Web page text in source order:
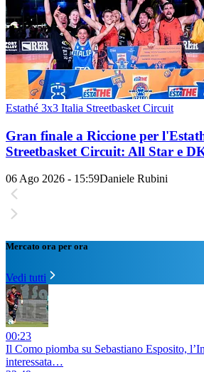
Estathé 3x3 Italia Streetbasket Circuit
Gran finale a Riccione per
Streetbasket Circuit: All Star e
06 Ago 2026 - 15:59Daniele Rubini
Mercato ora per ora
Vedi tutti
00:23
Il Como piomba su Sebastiano Esposito,
interessata…